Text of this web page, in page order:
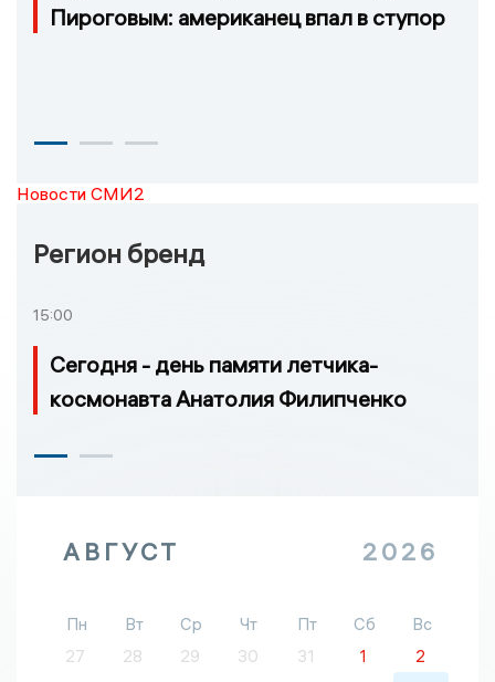
Пироговым: американец впал в ступор
Новости СМИ2
Регион бренд
15:00
Сегодня - день памяти летчика-
космонавта Анатолия Филипченко
АВГУСТ 2026
Пн Вт Ср Чт Пт Сб
Вс
27
28 29 30 31 1
2